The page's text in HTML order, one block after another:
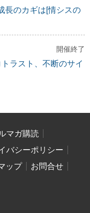
長のカギは[情シスの
開催終了
ラスト、不断のサイ
マガ購読
バシーポリシー
ップ
お問合せ